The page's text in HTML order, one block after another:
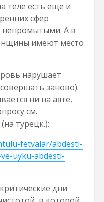
теле есть еще и
сфер
непромытыми. А в
имеют место
нарушает
заново).
ни на аяте,
см.
турецк.):
fetvalar/abdesti-
uyku-abdesti-
дни